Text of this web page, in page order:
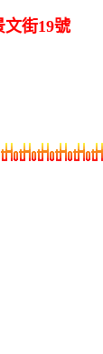
街19號